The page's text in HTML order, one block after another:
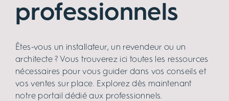
professionnels
Êtes-vous un installateur, un revendeur ou un
architecte ? Vous trouverez ici toutes les ressources
nécessaires pour vous guider dans vos conseils et
vos ventes sur place. Explorez dès maintenant
notre portail dédié aux professionnels.